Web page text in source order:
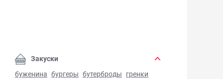
с рыбным салатом - фото готового блюда
Закуски
буженина бургеры бутерброды гренки